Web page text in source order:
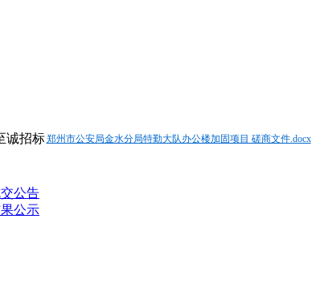
郑州市公安局金水分局特勤大队办公楼加固项目 磋商文件.docx
公告
公示